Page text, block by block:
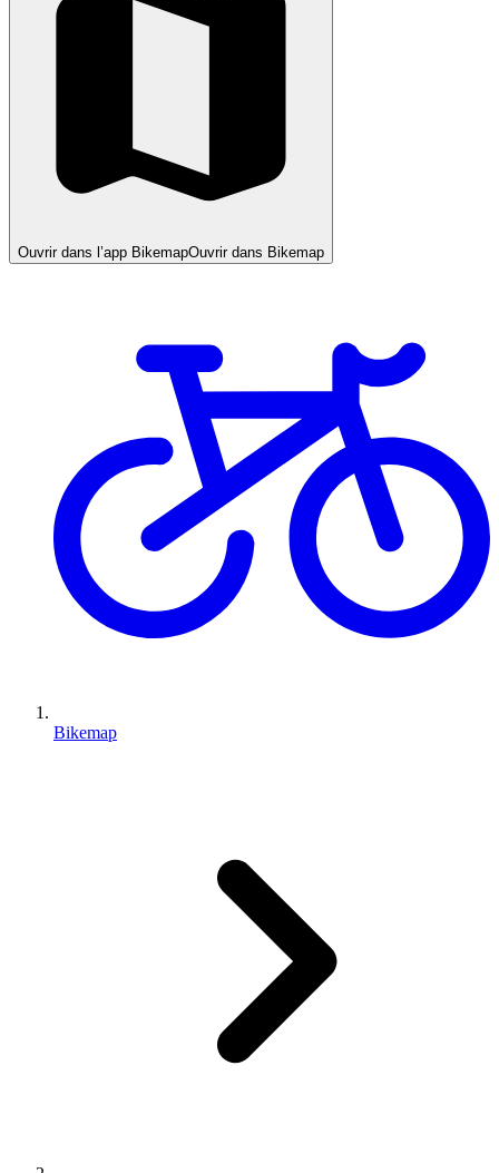
Ouvrir dans l’app BikemapOuvrir dans Bikemap
Bikemap